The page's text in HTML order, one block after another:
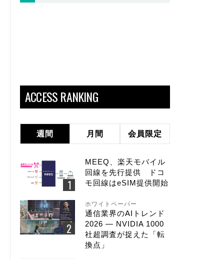
ACCESS RANKING
週間 月間 会員限定
MEEQ、楽天モバイル
回線を先行提供 ドコ
モ回線はeSIM提供開始
ホワイトペーパー
通信業界のAIトレンド
2026 ― NVIDIA 1000
社超調査が捉えた「転
換点」